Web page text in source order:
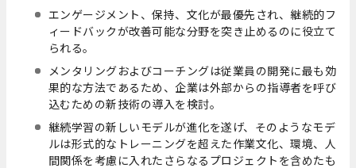
エンゲージメント、保持、文化が最優先され、継続的フ
ィードバックが改善可能な分野を突き止めるのに役立て
られる。
メンタリングおよびコーチングは従業員の開発に最も効
果的な方法であるため、企業は外部からの指導者を呼び
込むための新技術の導入を検討。
継続学習の新しいモデルが進化を遂げ、そのようなモデ
ルは形式的なトレーニングを超えた作業文化、環境、人
間関係を考慮に入れたさらなるプロジェクトを含めたも